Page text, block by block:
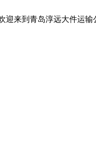
岛淳远大件运输公司网站